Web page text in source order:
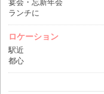
宴会・忘新年会
ランチに
ロケーション
駅近
都心